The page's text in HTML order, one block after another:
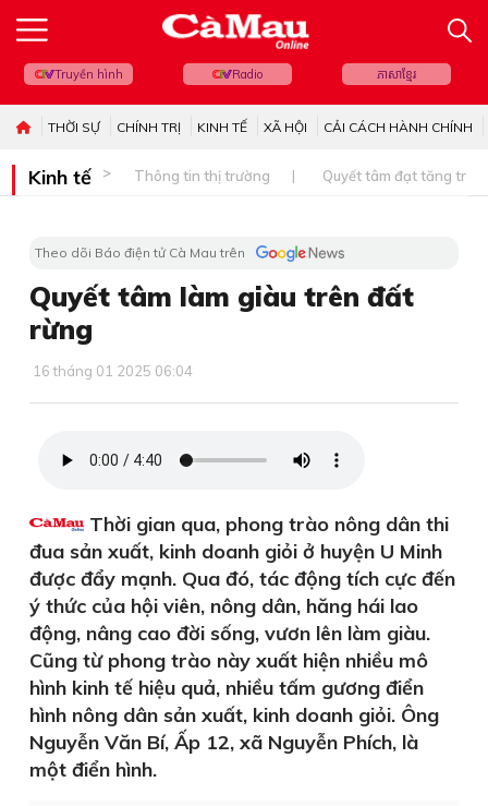
Truyền hình Radio ភាសាខ្មែរ
THỜI SỰ CHÍNH TRỊ KINH TẾ XÃ HỘI CẢI CÁCH HÀNH CHÍNH
Kinh tế Thông tin thị trường Quyết tâm đạt tăng
Theo dõi Báo điện tử Cà Mau trên
Quyết tâm làm giàu trên đất
rừng
16 tháng 01 2025 06:04
Thời gian qua, phong trào nông dân thi
đua sản xuất, kinh doanh giỏi ở huyện U Minh
được đẩy mạnh. Qua đó, tác động tích cực đến
ý thức của hội viên, nông dân, hăng hái lao
động, nâng cao đời sống, vươn lên làm giàu.
Cũng từ phong trào này xuất hiện nhiều mô
hình kinh tế hiệu quả, nhiều tấm gương điển
hình nông dân sản xuất, kinh doanh giỏi. Ông
Nguyễn Văn Bí, Ấp 12, xã Nguyễn Phích, là
một điển hình.